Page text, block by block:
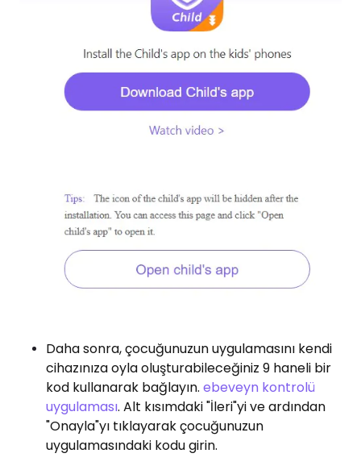
Daha sonra, çocuğunuzun uygulamasını kendi
cihazınıza oyla oluşturabileceğiniz 9 haneli bir
kod kullanarak bağlayın. ebeveyn kontrolü
uygulaması. Alt kısımdaki "İleri"yi ve ardından
"Onayla"yı tıklayarak çocuğunuzun
uygulamasındaki kodu girin.